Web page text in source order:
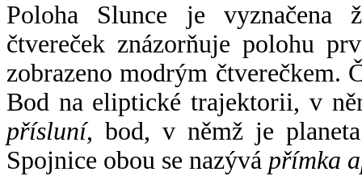
Poloha Slunce je vyznačena
čtvereček znázorňuje polohu
zobrazeno modrým čtverečkem.
Bod na eliptické trajektorii, v
přísluní, bod, v němž je
Spojnice obou se nazývá přímka